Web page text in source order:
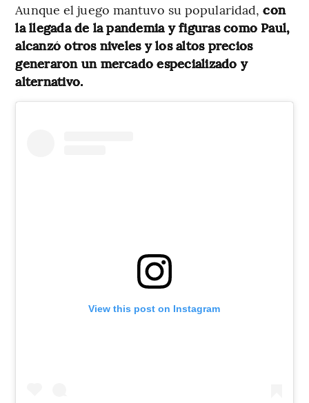
Aunque el juego mantuvo su popularidad,con
la llegada de la pandemia y figuras como Paul,
alcanzó otros niveles y los altos precios
generaron un mercado especializado y
alternativo.
View this post on Instagram